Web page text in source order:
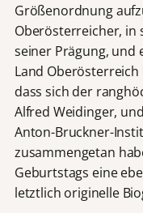
Größenordnung
Oberösterreicher, in
seiner Prägung, und
Land
dass sich der
Alfred Weidinger,
Anton-Bruckner-
zusammengetan
Geburtstags eine
letztlich originelle